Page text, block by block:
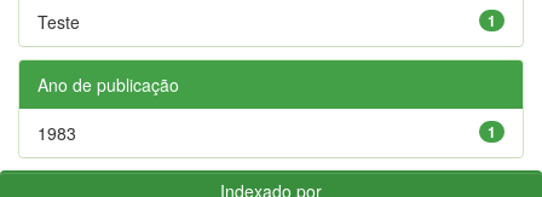
1
Teste
Ano de publicação
1
1983
Indexado por